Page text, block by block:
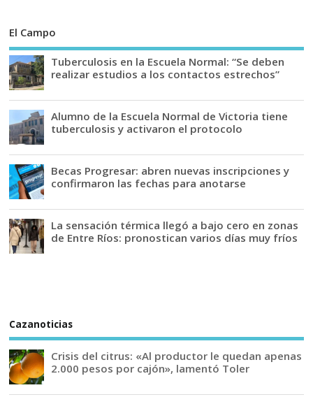
El Campo
Tuberculosis en la Escuela Normal: “Se deben
realizar estudios a los contactos estrechos”
Alumno de la Escuela Normal de Victoria tiene
tuberculosis y activaron el protocolo
Becas Progresar: abren nuevas inscripciones y
confirmaron las fechas para anotarse
La sensación térmica llegó a bajo cero en zonas
de Entre Ríos: pronostican varios días muy fríos
Cazanoticias
Crisis del citrus: «Al productor le quedan apenas
2.000 pesos por cajón», lamentó Toler